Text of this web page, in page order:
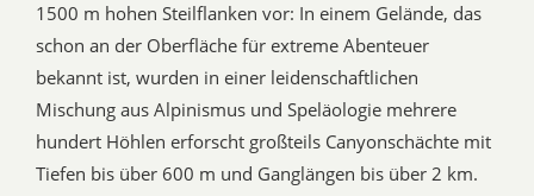
1500 m hohen Steilflanken vor: In einem Gelände, das
schon an der Oberfläche für extreme Abenteuer
bekannt ist, wurden in einer leidenschaftlichen
Mischung aus Alpinismus und Speläologie mehrere
hundert Höhlen erforscht großteils Canyonschächte mit
Tiefen bis über 600 m und Ganglängen bis über 2 km.